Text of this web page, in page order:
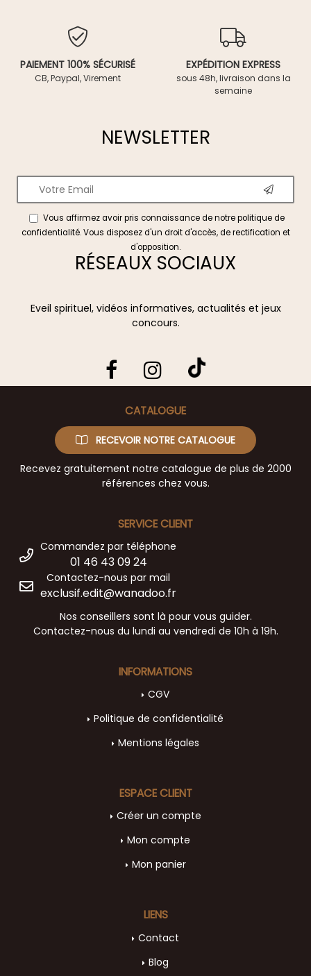
PAIEMENT 100% SÉCURISÉ
CB, Paypal, Virement
EXPÉDITION EXPRESS
sous 48h, livraison dans la
semaine
NEWSLETTER
Vous affirmez avoir pris connaissance de notrepolitique de
confidentialité. Vous disposez d'un droit d'accès, de rectification et
d'opposition.
RÉSEAUX SOCIAUX
Eveil spirituel, vidéos informatives, actualités et jeux
concours.
CATALOGUE
RECEVOIR NOTRE CATALOGUE
Recevez gratuitement notre catalogue de plus de 2000
références chez vous.
SERVICE CLIENT
Commandez par téléphone
01 46 43 09 24
Contactez-nous par mail
exclusif.edit@wanadoo.fr
Nos conseillers sont là pour vous guider.
Contactez-nous du lundi au vendredi de 10h à 19h.
INFORMATIONS
CGV
Politique de confidentialité
Mentions légales
LIENS
Contact
Blog
ESPACE CLIENT
Créer un compte
Mon compte
Mon panier